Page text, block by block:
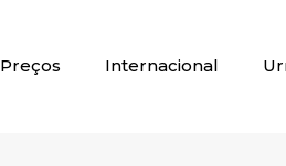
Preços Internacional